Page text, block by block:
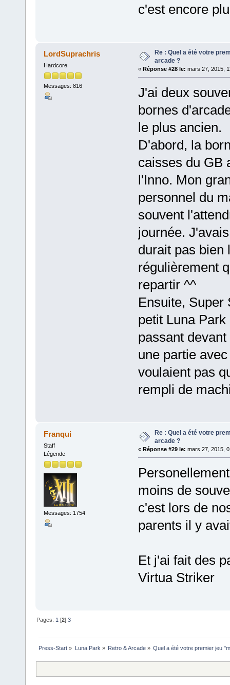
c'est encore
LordSuprachris
Hardcore
Messages: 816
Re : Quel a été votre
arcade ?
« Réponse #28 le: mars 27, 2015,
J'ai deux
bornes
le plus ancien.
D'abord, la
caisses du GB
l'Inno. Mon
personnel du
souvent
journée.
durait pas bien
régulièrement
repartir ^^
Ensuite, Super
petit Luna
passant
une partie
voulaient pas
rempli de
Franqui
Staff
Légende
Messages: 1754
Re : Quel a été votre
arcade ?
« Réponse #29 le: mars 27, 2015,
moins de
c'est lors de
parents il y
Et j'ai fait des
Virtua Striker
Pages: 1 [2]3
Press-Start » Luna Park » Retro & Arcade» Quel a été votre premier jeu